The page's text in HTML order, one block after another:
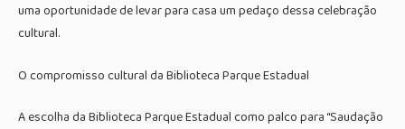
uma oportunidade de levar para casa um pedaço dessa celebração
cultural.
O compromisso cultural da Biblioteca Parque Estadual
A escolha da Biblioteca Parque Estadual como palco para “Saudação